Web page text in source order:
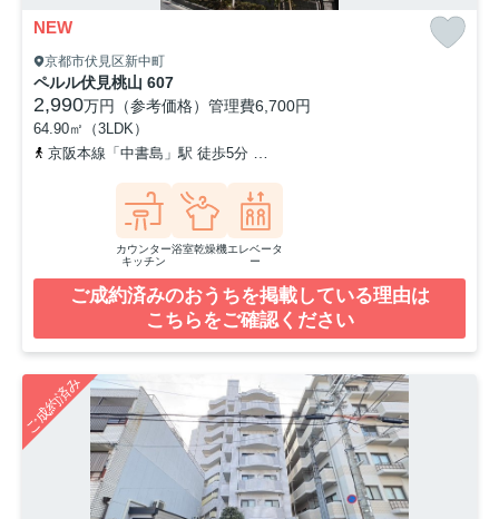
NEW
京都市伏見区新中町
ペルル伏見桃山 607
2,990万円（参考価格） 管理費6,700円
64.90㎡（3LDK）
京阪本線「中書島」駅 徒歩5分
カウンター
キッチン
浴室乾燥機エレベータ
ー
ご成約済みのおうちを掲載している理由は
こちらをご確認ください
ご成約済み